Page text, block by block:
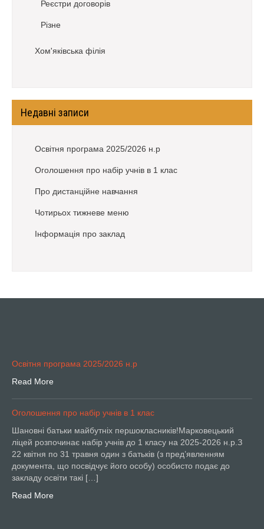
Реєстри договорів
Різне
Хом'яківська філія
Недавні записи
Освітня програма 2025/2026 н.р
Оголошення про набір учнів в 1 клас
Про дистанційне навчання
Чотирьох тижневе меню
Інформація про заклад
Освітня програма 2025/2026 н.р
Read More
Оголошення про набір учнів в 1 клас
Шановні батьки майбутніх першокласників!Марковецький
ліцей розпочинає набір учнів до 1 класу на 2025-2026 н.р.З
22 квітня по 31 травня один з батьків (з пред’явленням
документа, що посвідчує його особу) особисто подає до
закладу освіти такі […]
Read More